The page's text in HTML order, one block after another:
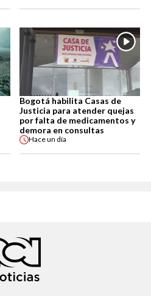
Bogotá habilita Casas de
Justicia para atender quejas
por falta de medicamentos y
demora en consultas
Haceun día